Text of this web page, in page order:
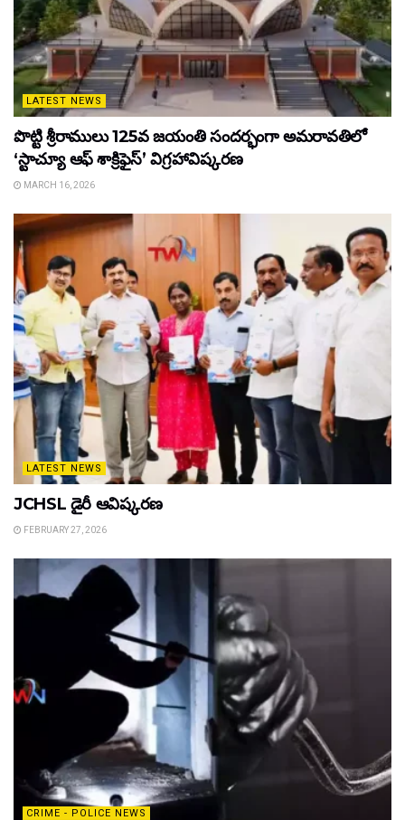
LATEST NEWS
పొట్టి శ్రీరాములు 125వ జయంతి సందర్భంగా అమరావతిలో
‘స్టాచ్యూ ఆఫ్ శాక్రిఫైస్’ విగ్రహావిష్కరణ
MARCH 16, 2026
LATEST NEWS
JCHSL డైరీ ఆవిష్కరణ
FEBRUARY 27, 2026
CRIME - POLICE NEWS